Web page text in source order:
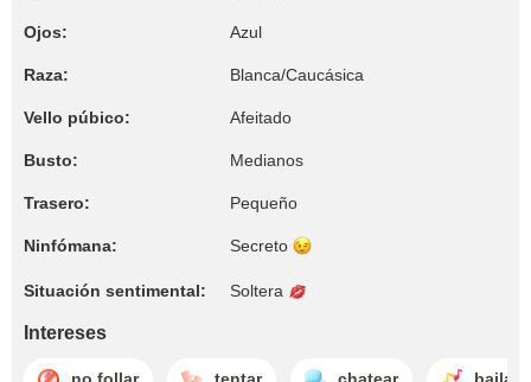
Ojos: Azul
Raza: Blanca/Caucásica
Vello púbico: Afeitado
Busto: Medianos
Trasero: Pequeño
Ninfómana: Secreto
Situación sentimental: Soltera
Intereses